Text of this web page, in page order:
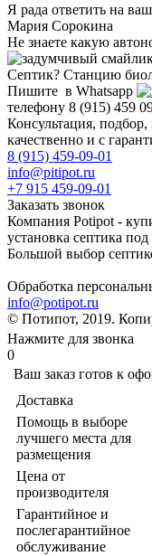
Я рада ответить на
Мария Сорокина
Не знаете какую
Септик? Станцию
Пишите в Whatsapp
телефону 8 (915) 459
Консультация,
качественно и с
8 (915) 459-09-01
info@pitipot.ru
+7 915 459-09-01
Заказать звонок
Компания Potipot -
установка септика
Большой выбор
Обработка
info@potipot.ru
© Потипот, 2019.
Нажмите для звонка
0
Ваш заказ готов к
Доставка
Помощь в выборе
лучшего места для
размещения
Цена от
производителя
Гарантийное и
послегарантийное
обслуживание